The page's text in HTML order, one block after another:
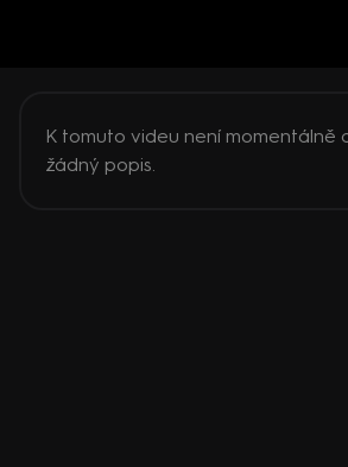
K tomuto videu není momentálně
žádný popis.